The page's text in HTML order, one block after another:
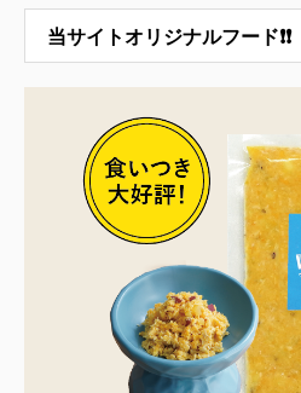
当サイトオリジナルフード❗❗